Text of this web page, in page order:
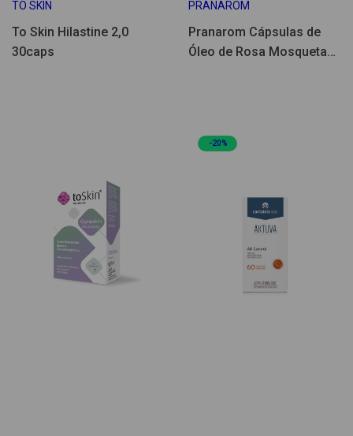
TO SKIN
To Skin Hilastine 2,0
30caps
PRANAROM
Pranarom Cápsulas de
Óleo de Rosa Mosqueta
-20%